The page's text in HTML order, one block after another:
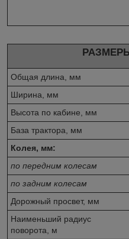
Общая длина, мм
Ширина, мм
Высота по кабине, мм
База трактора, мм
Колея, мм:
по передним колесам
по задним колесам
Дорожный просвет, мм
Наименьший радиус
поворота, м